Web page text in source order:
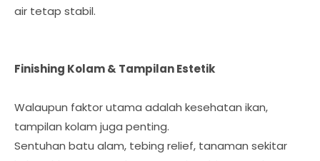
air tetap stabil.
Finishing Kolam & Tampilan Estetik
Walaupun faktor utama adalah kesehatan ikan,
tampilan kolam juga penting.
Sentuhan batu alam, tebing relief, tanaman sekitar